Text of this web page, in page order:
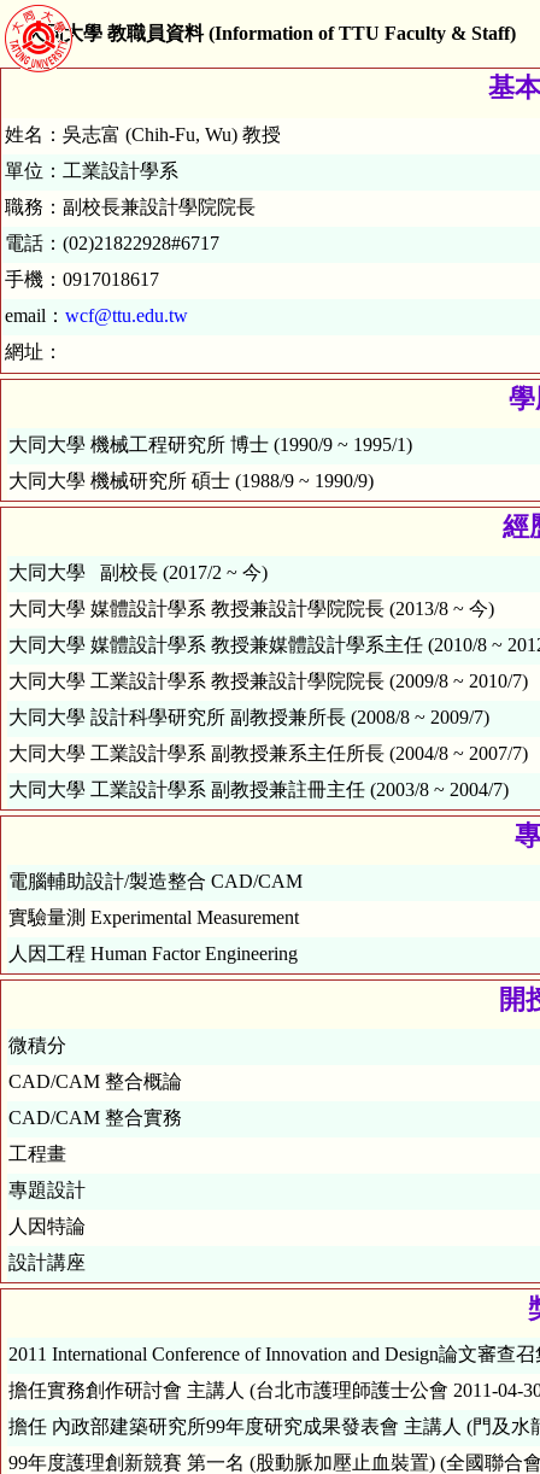
大同大學 教職員資料 (Information of TTU Faculty & Staff)
基
姓名：吳志富 (Chih-Fu, Wu) 教授
單位：工業設計學系
職務：副校長兼設計學院院長
電話：(02)21822928#6717
手機：0917018617
email： wcf@ttu.edu.tw
網址：
學
大同大學 機械工程研究所 博士 (1990/9 ~ 1995/1)
大同大學 機械研究所 碩士 (1988/9 ~ 1990/9)
經
大同大學 副校長 (2017/2 ~ 今)
大同大學 媒體設計學系 教授兼設計學院院長 (2013/8 ~ 今)
大同大學 媒體設計學系 教授兼媒體設計學系主任 (2010/8 ~
大同大學 工業設計學系 教授兼設計學院院長 (2009/8 ~ 2010/7)
大同大學 設計科學研究所 副教授兼所長 (2008/8 ~ 2009/7)
大同大學 工業設計學系 副教授兼系主任所長 (2004/8 ~ 2007/7)
大同大學 工業設計學系 副教授兼註冊主任 (2003/8 ~ 2004/7)
電腦輔助設計/製造整合 CAD/CAM
實驗量測 Experimental Measurement
人因工程 Human Factor Engineering
開
微積分
CAD/CAM 整合概論
CAD/CAM 整合實務
工程畫
專題設計
人因特論
設計講座
2011 International Conference of Innovation and Design論文審查
擔任實務創作研討會 主講人 (台北市護理師護士公會 2011-04-
擔任 內政部建築研究所99年度研究成果發表會 主講人 (門及
99年度護理創新競賽 第一名 (股動脈加壓止血裝置) (全國聯合